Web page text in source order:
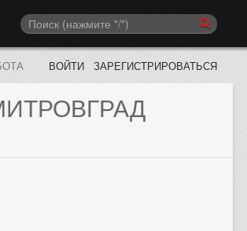
ВОЙТИ ЗАРЕГИСТРИРОВАТЬСЯ